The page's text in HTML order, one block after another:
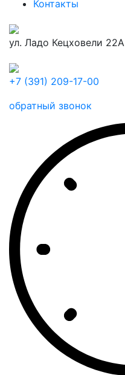
Контакты
ул. Ладо Кецховели 22А
+7 (391) 209-17-00
обратный звонок